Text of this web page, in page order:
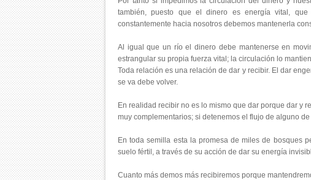
también, puesto que el dinero es energía vital,
constantemente hacia nosotros debemos mantenerla
Al igual que un río el dinero debe mantenerse en
estrangular su propia fuerza vital; la circulación lo
Toda relación es una relación de dar y recibir. El dar
se va debe volver.
En realidad recibir no es lo mismo que dar porque dar y
muy complementarios; si detenemos el flujo de alguno
En toda semilla esta la promesa de miles de bosques
suelo fértil, a través de su acción de dar su energía
Cuanto más demos más recibiremos porque